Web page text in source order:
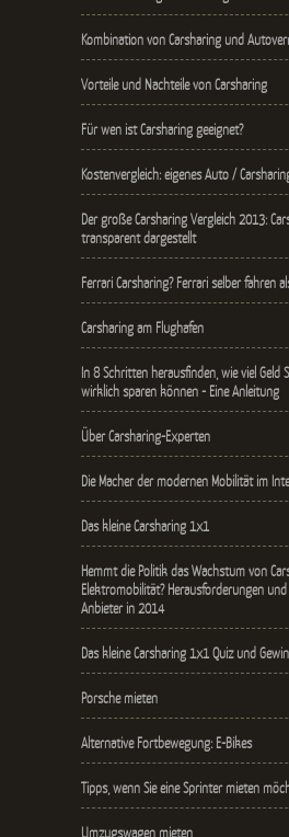
Kombination von Carsharing und
Vorteile und Nachteile von Carsharing
Für wen ist Carsharing geeignet?
Kostenvergleich: eigenes Auto /
Der große Carsharing Vergleich 2013:
transparent dargestellt
Ferrari Carsharing? Ferrari selber fahren
Carsharing am Flughafen
In 8 Schritten herausfinden, wie viel Geld
wirklich sparen können - Eine Anleitung
Über Carsharing-Experten
Die Macher der modernen Mobilität im
Das kleine Carsharing 1x1
Hemmt die Politik das Wachstum von
Elektromobilität? Herausforderungen
Anbieter in 2014
Das kleine Carsharing 1x1 Quiz und
Porsche mieten
Alternative Fortbewegung: E-Bikes
Tipps, wenn Sie eine Sprinter mieten
Umzugswagen mieten